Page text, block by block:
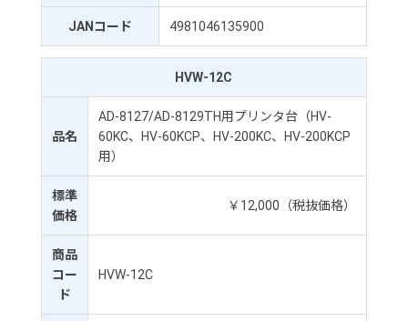
JANコード 4981046135900
HVW-12C
品名
AD-8127/AD-8129TH用プリンタ台（HV-
60KC、HV-60KCP、HV-200KC、HV-200KCP
用）
標準
価格
￥12,000（税抜価格）
商品
コー
ド
HVW-12C